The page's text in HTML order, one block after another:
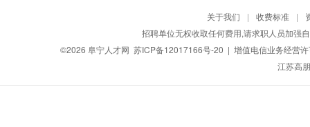
关于我们 | 收费标准 |
招聘单位无权收取任何费用,请求职人员加强
©2026 阜宁人才网 苏ICP备12017166号-20 | 增值电信业务经营
江苏高